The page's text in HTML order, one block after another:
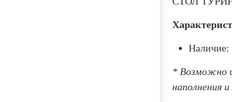
Наличие:
* Возможно
наполнения